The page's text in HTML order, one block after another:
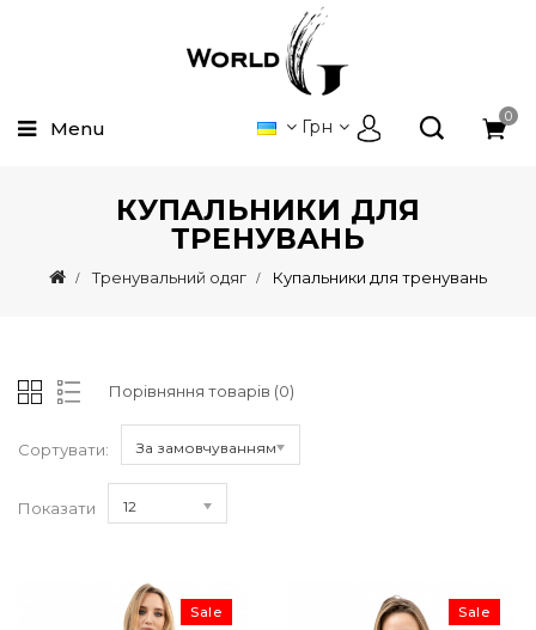
0
Грн
Menu
КУПАЛЬНИКИ ДЛЯ
ТРЕНУВАНЬ
Тренувальний одяг Купальники для тренувань
Порівняння товарів (0)
Сортувати: За замовчуванням
Показати 12
Sale Sale